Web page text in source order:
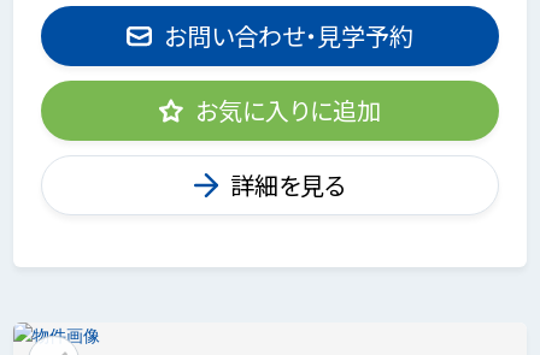
お問い合わせ・見学予約
お気に入りに追加
詳細を見る